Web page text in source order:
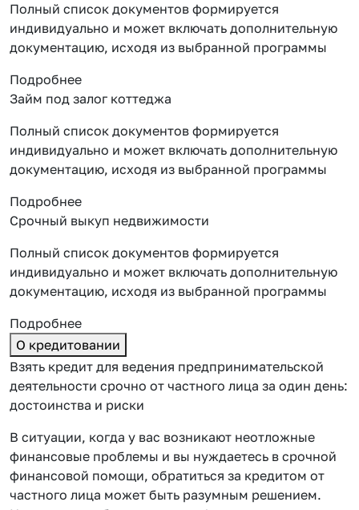
Полный список документов формируется
индивидуально и может включать дополнительную
документацию, исходя из выбранной программы
Подробнее
Займ под залог коттеджа
Полный список документов формируется
индивидуально и может включать дополнительную
документацию, исходя из выбранной программы
Подробнее
Срочный выкуп недвижимости
Полный список документов формируется
индивидуально и может включать дополнительную
документацию, исходя из выбранной программы
Подробнее
О кредитовании
Взять кредит для ведения предпринимательской
деятельности срочно от частного лица за один день:
достоинства и риски
В ситуации, когда у вас возникают неотложные
финансовые проблемы и вы нуждаетесь в срочной
финансовой помощи, обратиться за кредитом от
частного лица может быть разумным решением.